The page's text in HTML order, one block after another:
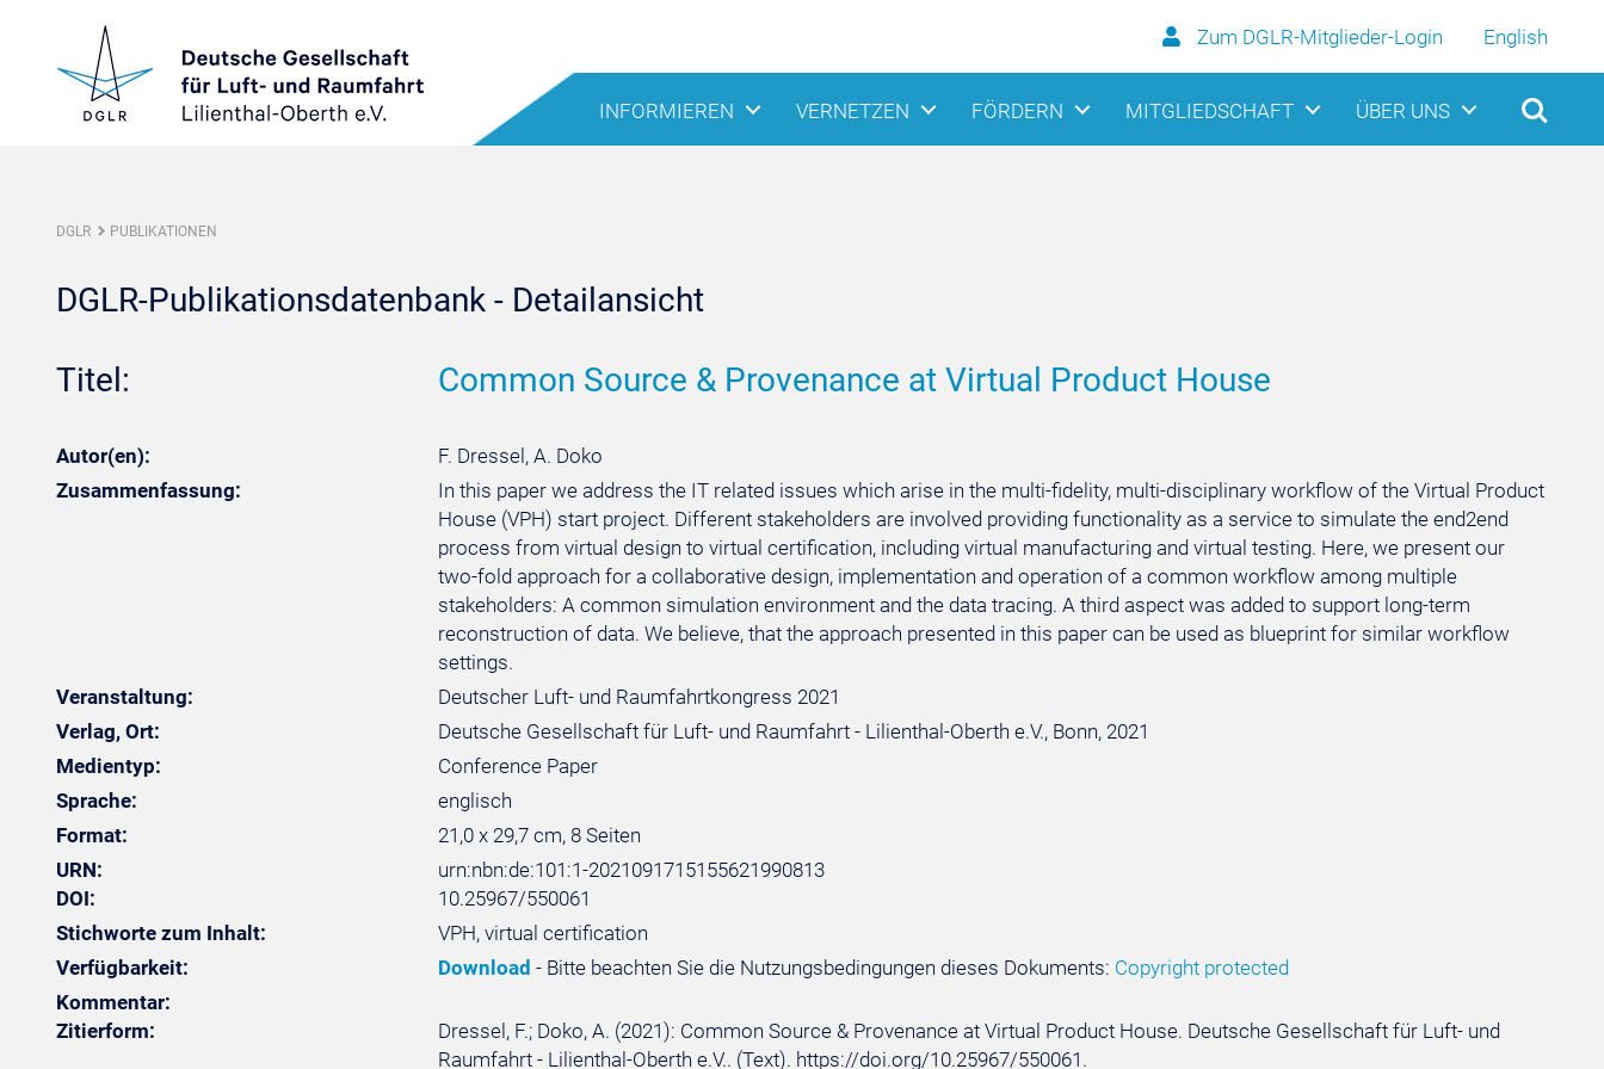
Zum DGLR-Mitglieder-Login English
INFORMIEREN VERNETZEN FÖRDERN MITGLIEDSCHAFT ÜBER UNS
DGLR PUBLIKATIONEN
DGLR-Publikationsdatenbank - Detailansicht
Titel: Common Source & Provenance at Virtual Product House
Autor(en):
F. Dressel, A. Doko
Zusammenfassung:
In this paper we address the IT related issues which arise in the multi-fidelity, multi-disciplinary workflow of the Virtual Product
House (VPH) start project. Different stakeholders are involved providing functionality as a service to simulate the end2end
process from virtual design to virtual certification, including virtual manufacturing and virtual testing. Here, we present our
two-fold approach for a collaborative design, implementation and operation of a common workflow among multiple
stakeholders: A common simulation environment and the data tracing. A third aspect was added to support long-term
reconstruction of data. We believe, that the approach presented in this paper can be used as blueprint for similar workflow
settings.
Veranstaltung:
Deutscher Luft- und Raumfahrtkongress 2021
Verlag, Ort:
Deutsche Gesellschaft für Luft- und Raumfahrt - Lilienthal-Oberth e.V., Bonn, 2021
Medientyp:
Conference Paper
Sprache:
englisch
Format:
21,0 x 29,7 cm, 8 Seiten
URN:
urn:nbn:de:101:1-2021091715155621990813
DOI:
10.25967/550061
Stichworte zum Inhalt:
VPH, virtual certification
Verfügbarkeit:
Download - Bitte beachten Sie die Nutzungsbedingungen dieses Dokuments: Copyright protected
Kommentar:
Zitierform:
Dressel, F.; Doko, A. (2021): Common Source & Provenance at Virtual Product House. Deutsche Gesellschaft für Luft- und
Raumfahrt - Lilienthal-Oberth e.V.. (Text). https://doi.org/10.25967/550061.